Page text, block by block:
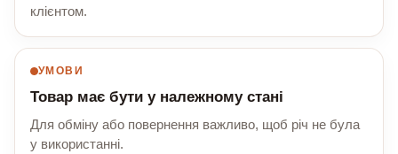
клієнтом.
УМОВИ
Товар має бути у належному стані
Для обміну або повернення важливо, щоб річ не була
у використанні.